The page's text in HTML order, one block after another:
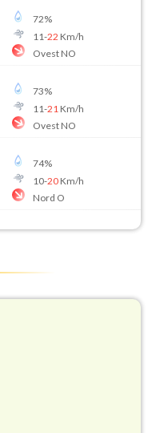
72%
11-22 Km/h
Ovest NO
73%
11-21 Km/h
Ovest NO
74%
10-20Km/h
Nord O